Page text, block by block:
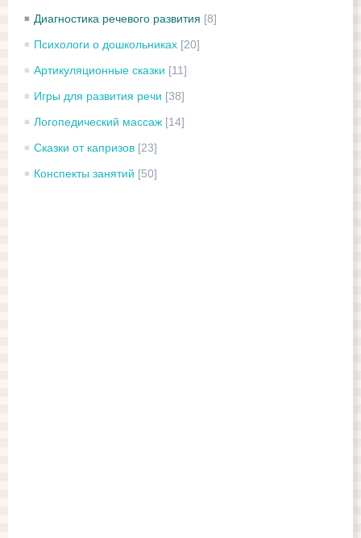
Диагностика речевого развития [8]
Психологи о дошкольниках [20]
Артикуляционные сказки [11]
Игры для развития речи [38]
Логопедический массаж [14]
Сказки от капризов [23]
Конспекты занятий [50]